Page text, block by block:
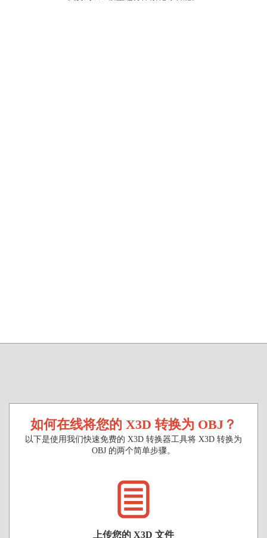
如何在线将您的 X3D 转换为 OBJ？
以下是使用我们快速免费的 X3D 转换器工具将 X3D 转换为
OBJ 的两个简单步骤。
上传您的 X3D 文件